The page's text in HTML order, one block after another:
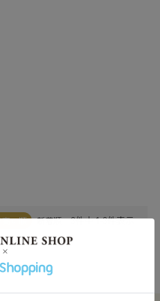
い順 新着順 3件中 1-3件表示